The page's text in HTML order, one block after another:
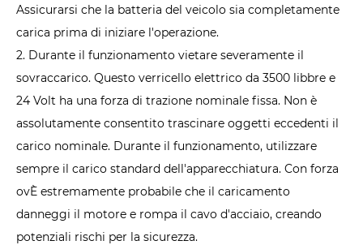
Assicurarsi che la batteria del veicolo sia completamente
carica prima di iniziare l'operazione.
2. Durante il funzionamento vietare severamente il
sovraccarico. Questo verricello elettrico da 3500 libbre e
24 Volt ha una forza di trazione nominale fissa. Non è
assolutamente consentito trascinare oggetti eccedenti il ​​
carico nominale. Durante il funzionamento, utilizzare
sempre il carico standard dell'apparecchiatura. Con forza
ovÈ estremamente probabile che il caricamento
danneggi il motore e rompa il cavo d'acciaio, creando
potenziali rischi per la sicurezza.